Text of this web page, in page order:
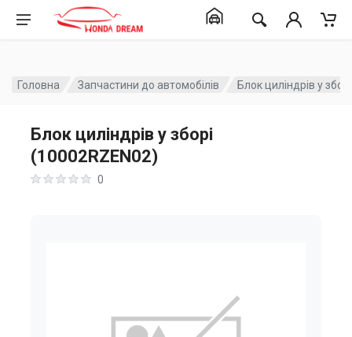
Головна Запчастини до автомобілів Блок циліндрів у
Блок циліндрів у зборі
(10002RZEN02)
0